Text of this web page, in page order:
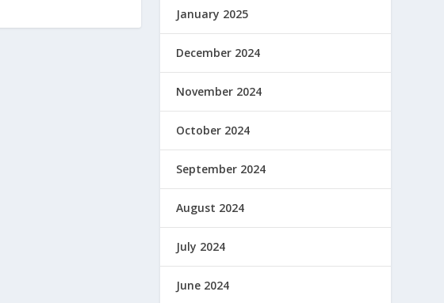
January 2025
December 2024
November 2024
October 2024
September 2024
August 2024
July 2024
June 2024